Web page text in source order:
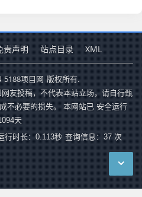
责声明 站点目录 XML
5188项目网 版权所有.
友投稿，不代表本站立场，请自行甄
不必要的损失。 本网站已 安全运行
天
行时长：0.113秒 查询信息：37 次